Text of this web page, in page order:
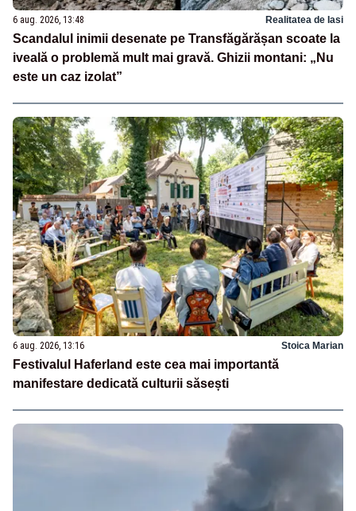
6 aug. 2026, 13:48 Realitatea de Iasi
Scandalul inimii desenate pe Transfăgărășan scoate la
iveală o problemă mult mai gravă. Ghizii montani: „Nu
este un caz izolat”
6 aug. 2026, 13:16 Stoica Marian
Festivalul Haferland este cea mai importantă
manifestare dedicată culturii săsești